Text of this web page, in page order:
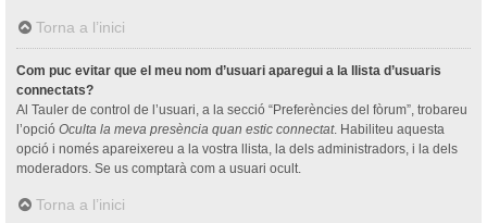
Torna a l’inici
Com puc evitar que el meu nom d’usuari aparegui a la llista d’usuaris
connectats?
Al Tauler de control de l’usuari, a la secció “Preferències del fòrum”, trobareu
l’opció Oculta la meva presència quan estic connectat. Habiliteu aquesta
opció i només apareixereu a la vostra llista, la dels administradors, i la dels
moderadors. Se us comptarà com a usuari ocult.
Torna a l’inici